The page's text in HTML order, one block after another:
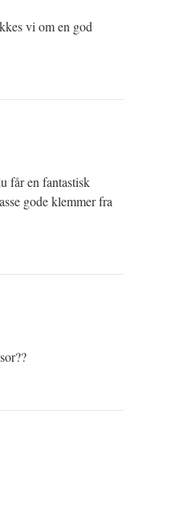
vi om en god
får en fantastisk
gode klemmer fra